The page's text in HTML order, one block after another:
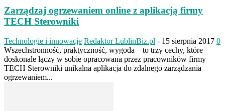
Zarządzaj ogrzewaniem online z aplikacją firmy
TECH Sterowniki
Technologie i innowacje Redaktor LublinBiz.pl - 15 sierpnia 2017 0
Wszechstronność, praktyczność, wygoda – to trzy cechy, które
doskonale łączy w sobie opracowana przez pracowników firmy
TECH Sterowniki unikalna aplikacja do zdalnego zarządzania
ogrzewaniem...